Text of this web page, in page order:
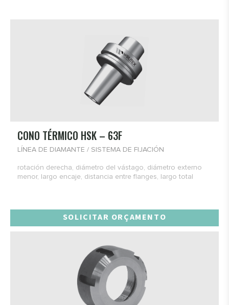
CONO TÉRMICO HSK – 63F
LÍNEA DE DIAMANTE / SISTEMA DE FIJACIÓN
rotación derecha, diámetro del vástago, diámetro externo
menor, largo encaje, distancia entre flanges, largo total
SOLICITAR ORÇAMENTO